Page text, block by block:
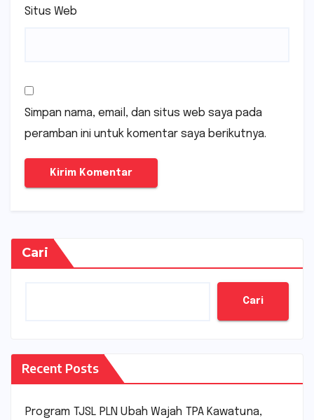
Situs Web
Simpan nama, email, dan situs web saya pada
peramban ini untuk komentar saya berikutnya.
Cari
Cari
Recent Posts
Program TJSL PLN Ubah Wajah TPA Kawatuna,